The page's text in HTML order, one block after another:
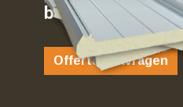
bent…
Offerte aanvragen